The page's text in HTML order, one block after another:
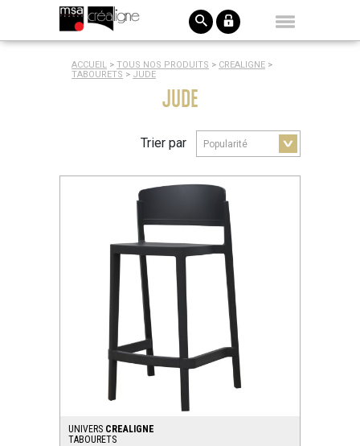
ACCUEIL > TOUS NOS PRODUITS > CREALIGNE >
TABOURETS > JUDE
JUDE
Trier par
UNIVERS CREALIGNE
TABOURETS